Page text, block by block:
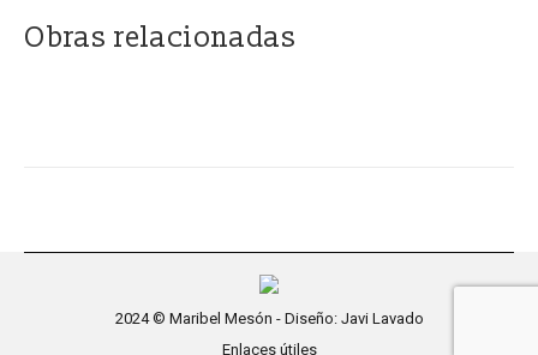
Obras relacionadas
2024 © Maribel Mesón - Diseño: Javi Lavado
Enlaces útiles